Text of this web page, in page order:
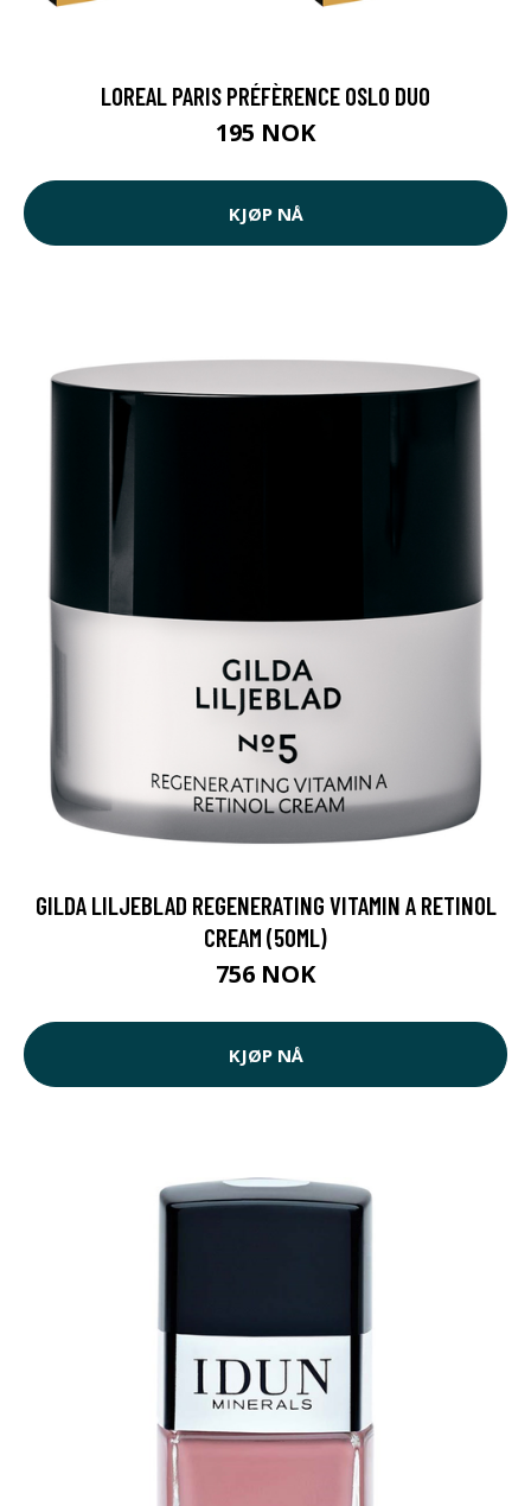
LOREAL PARIS PRÉFÈRENCE OSLO DUO
195 NOK
KJØP NÅ
GILDA LILJEBLAD REGENERATING VITAMIN A RETINOL
CREAM (50ML)
756 NOK
KJØP NÅ